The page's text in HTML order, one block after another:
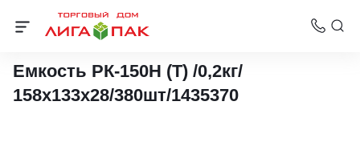
Упаковка для кондитерских изделий
Емкость РК-150Н (Т) /0,2кг/
158х133х28/380шт/1435370